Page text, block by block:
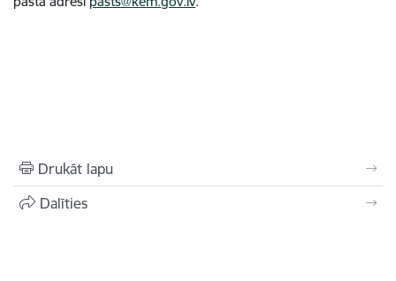
Drukāt lapu
Dalīties